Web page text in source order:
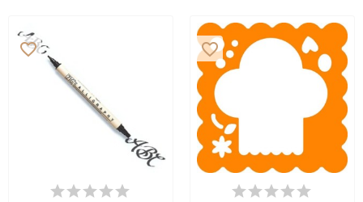
DISPONIBLE
favorite_border
LAST ITEMS IN STOCK
favorite_border